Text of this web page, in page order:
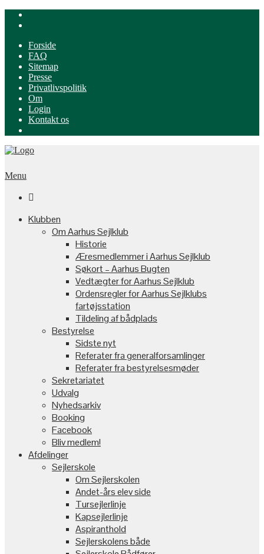
Forside
FAQ
Sitemap
Presse
Privatlivspolitik
Om
Login
Kontakt os
Menu

Klubben
Om Aarhus Sejlklub
Historie
Æresmedlemmer i Aarhus Sejlklub
Søkort – Aarhus Bugten
Vedtægter for Aarhus Sejlklub
Ordensregler for Aarhus Sejlklubs
fartøjsstation
Tildeling af bådplads
Bestyrelse
Sidste nyt
Referater fra generalforsamlinger
Referater fra bestyrelsesmøder
Sekretariatet
Udvalg
Nyhedsarkiv
Booking
Facebook
Bliv medlem!
Afdelinger
Sejlerskole
Om Sejlerskolen
Andet-års elev side
Tursejlerlinje
Kapsejlerlinje
Aspiranthold
Sejlerskolens både